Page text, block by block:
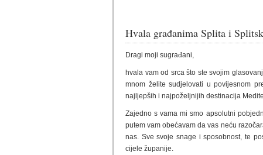
Hvala građanima Splita i
Dragi moji sugrađani,
hvala vam od srca što ste svojim
mnom želite sudjelovati u povijesnom
najljepših i najpoželjnijih destinacija
Zajedno s vama mi smo apsolutni
putem vam obećavam da vas neću
nas. Sve svoje snage i sposobnost, te
cijele županije.